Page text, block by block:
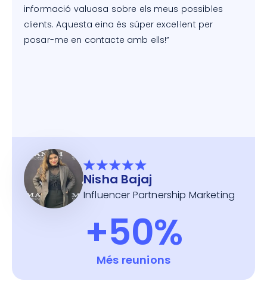
informació valuosa sobre els meus possibles
clients. Aquesta eina és súper excel·lent per
posar-me en contacte amb ells!”
Nisha Bajaj
Influencer Partnership Marketing
+50%
Més reunions